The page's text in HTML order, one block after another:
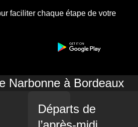
faciliter chaque étape de votre
Narbonne à Bordeaux
Départs de